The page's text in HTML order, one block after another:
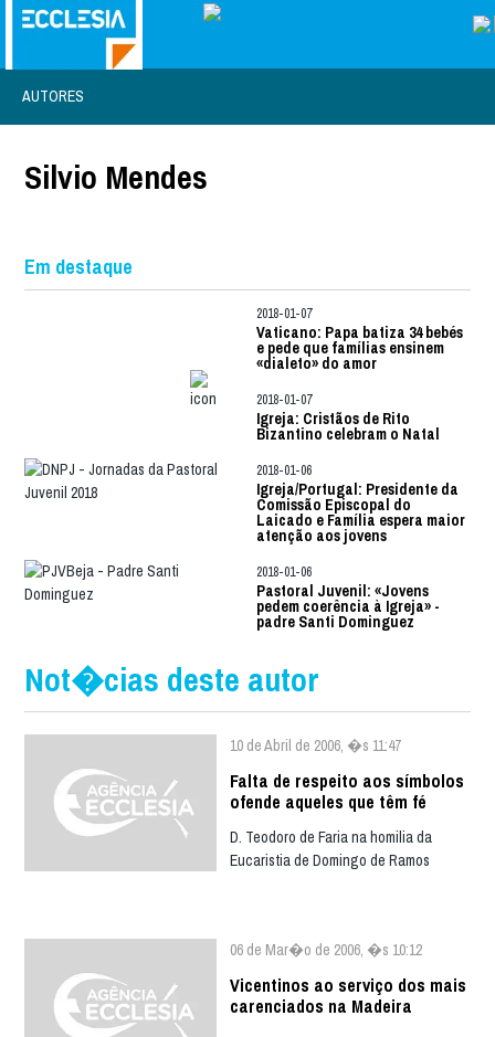
AUTORES
Silvio Mendes
Em destaque
2018-01-07
Vaticano: Papa batiza 34 bebés
e pede que famílias ensinem
«dialeto» do amor
2018-01-07
Igreja: Cristãos de Rito
Bizantino celebram o Natal
2018-01-06
Igreja/Portugal: Presidente da
Comissão Episcopal do
Laicado e Família espera maior
atenção aos jovens
2018-01-06
Pastoral Juvenil: «Jovens
pedem coerência à Igreja» -
padre Santi Dominguez
Not�cias deste autor
10 de Abril de 2006, �s 11:47
Falta de respeito aos símbolos
ofende aqueles que têm fé
D. Teodoro de Faria na homilia da
Eucaristia de Domingo de Ramos
06 de Mar�o de 2006, �s 10:12
Vicentinos ao serviço dos mais
carenciados na Madeira